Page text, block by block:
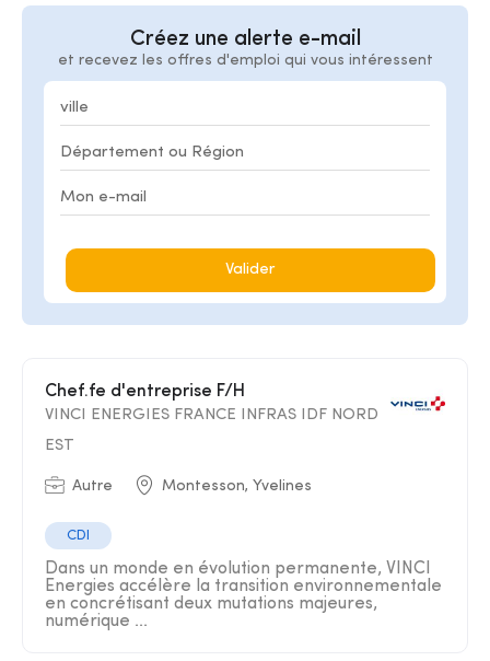
Créez une alerte e-mail
et recevez les offres d'emploi qui vous intéressent
Valider
Chef.fe d'entreprise F/H
VINCI ENERGIES FRANCE INFRAS IDF NORD
EST
Autre Montesson, Yvelines
CDI
Dans un monde en évolution permanente, VINCI
Energies accélère la transition environnementale
en concrétisant deux mutations majeures,
numérique ...